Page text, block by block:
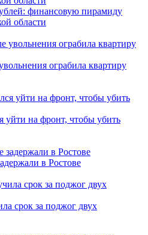
финансовую пирамиду
области
ограбила квартиру
уйти на фронт, чтобы убить
в Ростове
срок за поджог двух